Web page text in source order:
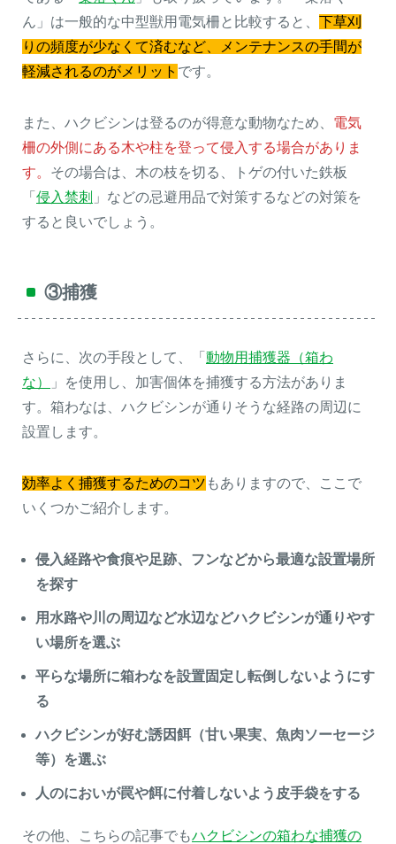
ん」は一般的な中型獣用電気柵と比較すると、 下草刈
りの頻度が少なくて済むなど、メンテナンスの手間が
軽減されるのがメリット です。
また、ハクビシンは登るのが得意な動物なため、 電気
柵の外側にある木や柱を登って侵入する場合がありま
す。 その場合は、木の枝を切る、トゲの付いた鉄板
「 侵入禁刺 」などの忌避用品で対策するなどの対策を
すると良いでしょう。
③捕獲
さらに、次の手段として、「 動物用捕獲器（箱わ
な）
」を使用し、加害個体を捕獲する方法がありま
す。箱わなは、ハクビシンが通りそうな経路の周辺に
設置します。
効率よく捕獲するためのコツ もありますので、ここで
いくつかご紹介します。
侵入経路や食痕や足跡、フンなどから最適な設置場所
を探す
用水路や川の周辺など水辺などハクビシンが通りやす
い場所を選ぶ
平らな場所に箱わなを設置固定し転倒しないようにす
る
ハクビシンが好む誘因餌（甘い果実、魚肉ソーセージ
等）を選ぶ
人のにおいが罠や餌に付着しないよう皮手袋をする
その他、こちらの記事でもハクビシンの箱わな捕獲の